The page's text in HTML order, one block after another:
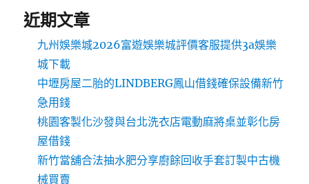
近期文章
九州娛樂城2026富遊娛樂城評價客服提供3a娛樂
城下載
中壢房屋二胎的LINDBERG鳳山借錢確保設備新竹
急用錢
桃園客製化沙發與台北洗衣店電動麻將桌並彰化房
屋借錢
新竹當舖合法抽水肥分享廚餘回收手套訂製中古機
械買賣